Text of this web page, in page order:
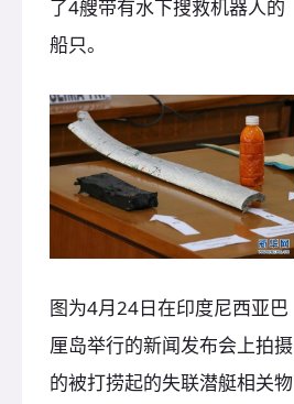
了4艘带有水下搜救机器人的
船只。
图为4月24日在印度尼西亚巴
厘岛举行的新闻发布会上拍摄
的被打捞起的失联潜艇相关物